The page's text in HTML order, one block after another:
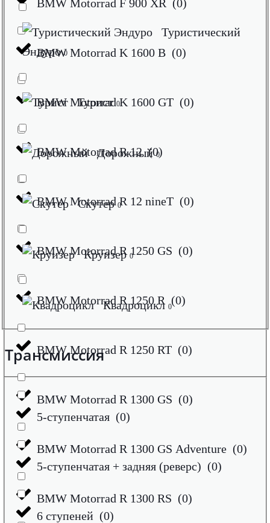
BMW Motorrad F 900 XR (0)
BMW Motorrad K 1600 B (0)
BMW Motorrad K 1600 GT (0)
BMW Motorrad R 12 (0)
BMW Motorrad R 12 nineT (0)
BMW Motorrad R 1250 GS (0)
BMW Motorrad R 1250 R (0)
BMW Motorrad R 1250 RT (0)
BMW Motorrad R 1300 GS (0)
BMW Motorrad R 1300 GS Adventure (0)
BMW Motorrad R 1300 RS (0)
Туристический
Эндуро 0
Турист 0
Дорожный 0
Скутер 0
Круизер 0
Квадроцикл 0
Трансмиссия
5-ступенчатая (0)
5-ступенчатая + задняя (реверс) (0)
6 ступеней (0)